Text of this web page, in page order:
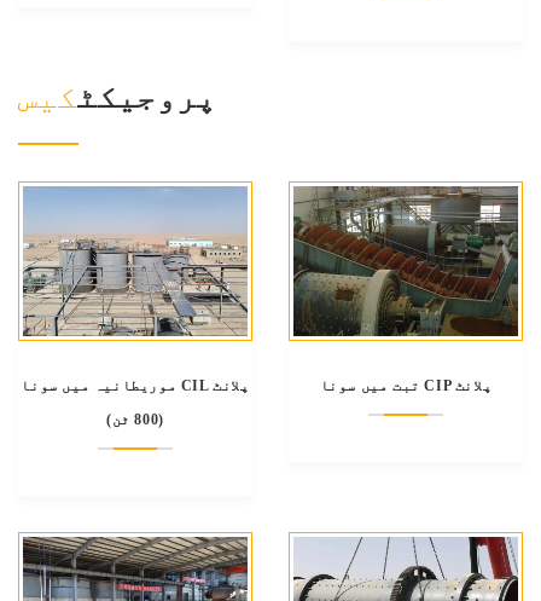
پروجیکٹکیس
موریطانیہ میں سونا CIL پلانٹ
(800 ٹن)
تبت میں سونا CIP پلانٹ